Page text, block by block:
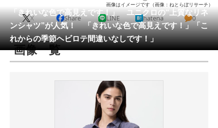
会員記事
メディア
注目記事を集めた総合ページ
スマホと通信の最新トレンド
進化するPCとデバイスの未来
「きれいな色で高見えです！」 ユニクロの“上質なリネ
ンシャツ”が人気！ 「きれいな色で高見えです！」「こ
れからの季節ヘビロテ間違いなしです！」
画像はイメージです（画像：ねとらぼリサーチ）
X Share LINE hatena 0
画像一覧